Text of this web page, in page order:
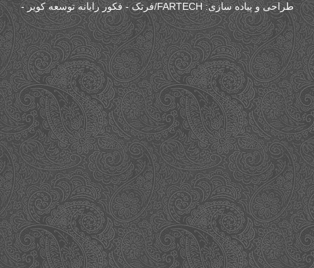
طراحی و پیاده سازی:FARTECH/فرتک - فکور رایانه توسعه کویر -